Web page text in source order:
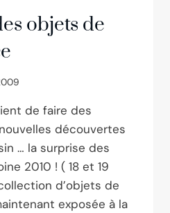
objets de
de faire des
découvertes
… la surprise des
2010 ! ( 18 et 19
d’objets de
exposée à la